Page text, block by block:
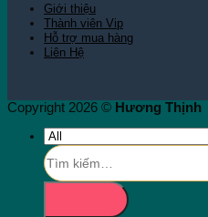
Giới thiệu
Thành viên Vip
Hỗ trợ mua hàng
Liên Hệ
Copyright 2026 © Hương Thịnh
Tìm
kiếm: